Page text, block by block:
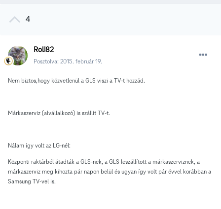
4
Roli82
Posztolva: 2015. február 19.
Nem biztos,hogy közvetlenül a GLS viszi a TV-t hozzád.
Márkaszerviz (alvállalkozó) is szállít TV-t.
Nálam így volt az LG-nél:
Központi raktárból átadták a GLS-nek, a GLS leszállított a márkaszerviznek, a
márkaszerviz meg kihozta pár napon belül és ugyan így volt pár évvel korábban a
Samsung TV-vel is.